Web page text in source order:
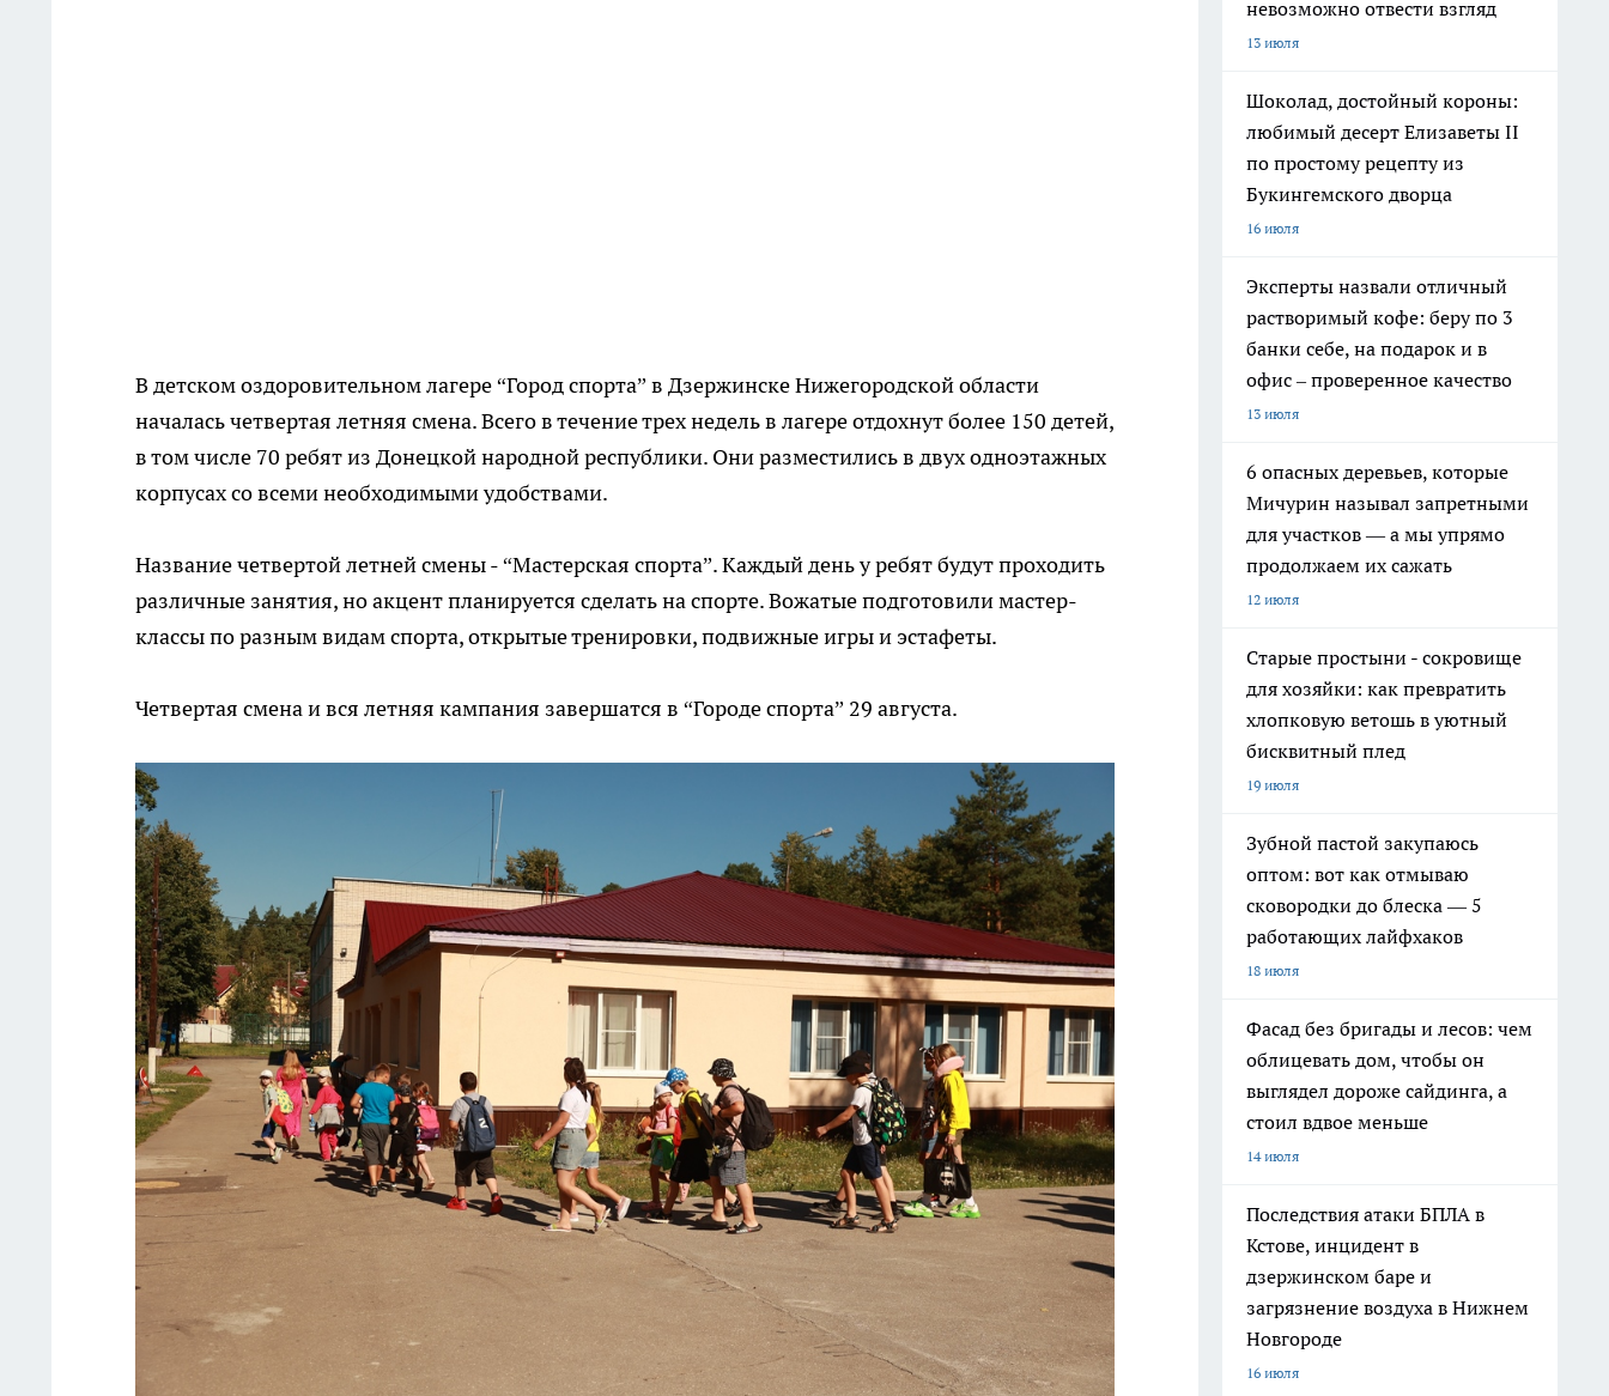
В детском оздоровительном лагере “Город спорта” в Дзержинске Нижегородской области
началась четвертая летняя смена. Всего в течение трех недель в лагере отдохнут более 150 детей,
в том числе 70 ребят из Донецкой народной республики. Они разместились в двух одноэтажных
корпусах со всеми необходимыми удобствами.
Название четвертой летней смены - “Мастерская спорта”. Каждый день у ребят будут проходить
различные занятия, но акцент планируется сделать на спорте. Вожатые подготовили мастер-
классы по разным видам спорта, открытые тренировки, подвижные игры и эстафеты.
Четвертая смена и вся летняя кампания завершатся в “Городе спорта” 29 августа.
невозможно отвести взгляд
13 июля
Шоколад, достойный короны:
любимый десерт Елизаветы II
по простому рецепту из
Букингемского дворца
16 июля
Эксперты назвали отличный
растворимый кофе: беру по 3
банки себе, на подарок и в
офис – проверенное качество
13 июля
6 опасных деревьев, которые
Мичурин называл запретными
для участков — а мы упрямо
продолжаем их сажать
12 июля
Старые простыни - сокровище
для хозяйки: как превратить
хлопковую ветошь в уютный
бисквитный плед
19 июля
Зубной пастой закупаюсь
оптом: вот как отмываю
сковородки до блеска — 5
работающих лайфхаков
18 июля
Фасад без бригады и лесов: чем
облицевать дом, чтобы он
выглядел дороже сайдинга, а
стоил вдвое меньше
14 июля
Последствия атаки БПЛА в
Кстове, инцидент в
дзержинском баре и
загрязнение воздуха в Нижнем
Новгороде
16 июля